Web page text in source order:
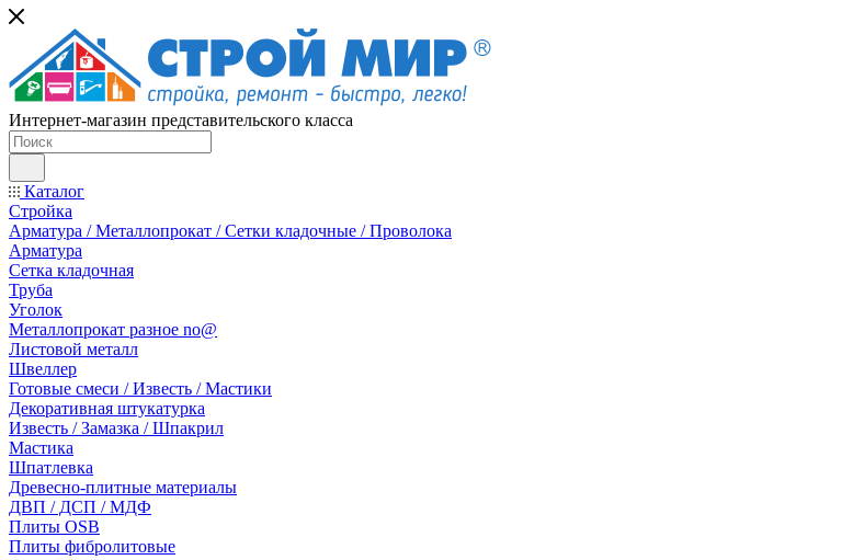
Интернет-магазин представительского класса
Каталог
Стройка
Арматура / Металлопрокат / Сетки кладочные / Проволока
Арматура
Сетка кладочная
Труба
Уголок
Металлопрокат разное no@
Листовой металл
Швеллер
Готовые смеси / Известь / Мастики
Декоративная штукатурка
Известь / Замазка / Шпакрил
Мастика
Шпатлевка
Древесно-плитные материалы
ДВП / ДСП / МДФ
Плиты OSB
Плиты фибролитовые